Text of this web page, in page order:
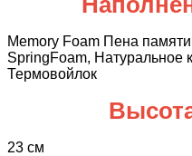
Memory Foam Пена
SpringFoam, Натуральное
Термовойлок
23 см